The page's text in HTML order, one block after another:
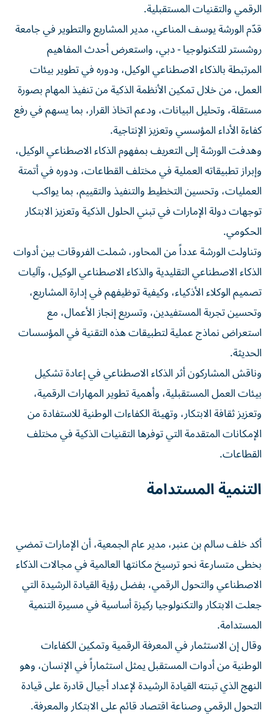
الرقمي والتقنيات المستقبلية.
قدّم الورشة يوسف المناعي، مدير المشاريع والتطوير في جامعة
روشستر للتكنولوجيا - دبي، واستعرض أحدث المفاهيم
المرتبطة بالذكاء الاصطناعي الوكيل، ودوره في تطوير بيئات
العمل، من خلال تمكين الأنظمة الذكية من تنفيذ المهام بصورة
مستقلة، وتحليل البيانات، ودعم اتخاذ القرار، بما يسهم في رفع
كفاءة الأداء المؤسسي وتعزيز الإنتاجية.
وهدفت الورشة إلى التعريف بمفهوم الذكاء الاصطناعي الوكيل،
وإبراز تطبيقاته العملية في مختلف القطاعات، ودوره في أتمتة
العمليات، وتحسين التخطيط والتنفيذ والتقييم، بما يواكب
توجهات دولة الإمارات في تبني الحلول الذكية وتعزيز الابتكار
الحكومي.
وتناولت الورشة عدداً من المحاور، شملت الفروقات بين أدوات
الذكاء الاصطناعي التقليدية والذكاء الاصطناعي الوكيل، وآليات
تصميم الوكلاء الأذكياء، وكيفية توظيفهم في إدارة المشاريع،
وتحسين تجربة المستفيدين، وتسريع إنجاز الأعمال، مع
استعراض نماذج عملية لتطبيقات هذه التقنية في المؤسسات
الحديثة.
وناقش المشاركون أثر الذكاء الاصطناعي في إعادة تشكيل
بيئات العمل المستقبلية، وأهمية تطوير المهارات الرقمية،
وتعزيز ثقافة الابتكار، وتهيئة الكفاءات الوطنية للاستفادة من
الإمكانات المتقدمة التي توفرها التقنيات الذكية في مختلف
القطاعات.
التنمية المستدامة
أكد خلف سالم بن عنبر، مدير عام الجمعية، أن الإمارات تمضي
بخطى متسارعة نحو ترسيخ مكانتها العالمية في مجالات الذكاء
الاصطناعي والتحول الرقمي، بفضل رؤية القيادة الرشيدة التي
جعلت الابتكار والتكنولوجيا ركيزة أساسية في مسيرة التنمية
المستدامة.
وقال إن الاستثمار في المعرفة الرقمية وتمكين الكفاءات
الوطنية من أدوات المستقبل يمثل استثماراً في الإنسان، وهو
النهج الذي تبنته القيادة الرشيدة لإعداد أجيال قادرة على قيادة
التحول الرقمي وصناعة اقتصاد قائم على الابتكار والمعرفة.